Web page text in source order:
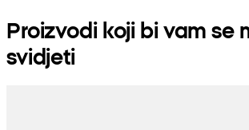
Proizvodi koji bi vam se
svidjeti